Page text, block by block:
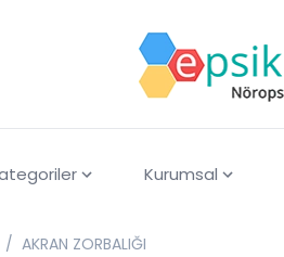
Kurumsal
/ AKRAN ZORBALIĞI